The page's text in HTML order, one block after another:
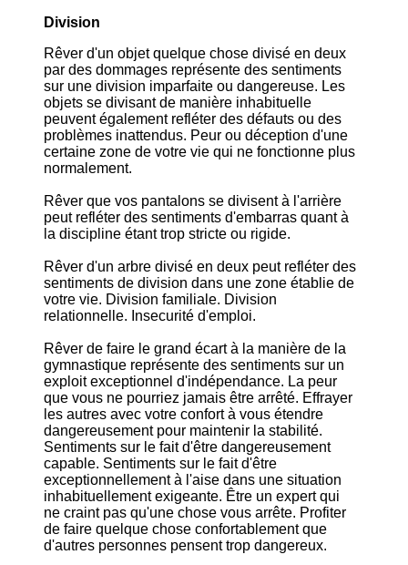
Division
Rêver d'un objet quelque chose divisé en deux
par des dommages représente des sentiments
sur une division imparfaite ou dangereuse. Les
objets se divisant de manière inhabituelle
peuvent également refléter des défauts ou des
problèmes inattendus. Peur ou déception d'une
certaine zone de votre vie qui ne fonctionne plus
normalement.
Rêver que vos pantalons se divisent à l'arrière
peut refléter des sentiments d'embarras quant à
la discipline étant trop stricte ou rigide.
Rêver d'un arbre divisé en deux peut refléter des
sentiments de division dans une zone établie de
votre vie. Division familiale. Division
relationnelle. Insecurité d'emploi.
Rêver de faire le grand écart à la manière de la
gymnastique représente des sentiments sur un
exploit exceptionnel d'indépendance. La peur
que vous ne pourriez jamais être arrêté. Effrayer
les autres avec votre confort à vous étendre
dangereusement pour maintenir la stabilité.
Sentiments sur le fait d'être dangereusement
capable. Sentiments sur le fait d'être
exceptionnellement à l'aise dans une situation
inhabituellement exigeante. Être un expert qui
ne craint pas qu'une chose vous arrête. Profiter
de faire quelque chose confortablement que
d'autres personnes pensent trop dangereux.